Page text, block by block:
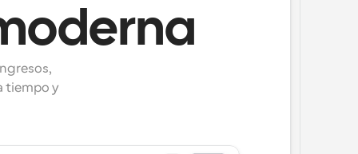
tiempo y